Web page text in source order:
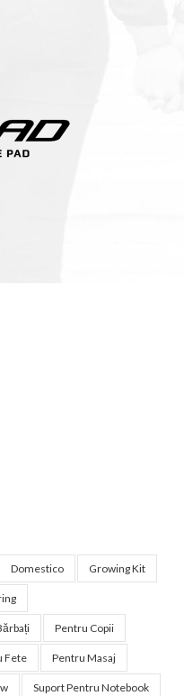
Domestico Growing Kit
Pentru Copii
Fete Pentru Masaj
Suport Pentru Notebook